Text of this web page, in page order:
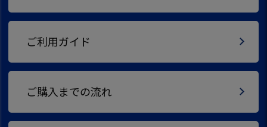
ご利用ガイド
ご購入までの流れ